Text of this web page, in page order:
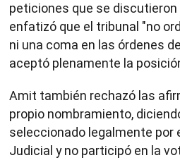
peticiones que se discutieron
enfatizó que el tribunal "no
ni una coma en las órdenes
aceptó plenamente la
Amit también rechazó las
propio nombramiento,
seleccionado legalmente por
Judicial y no participó en la